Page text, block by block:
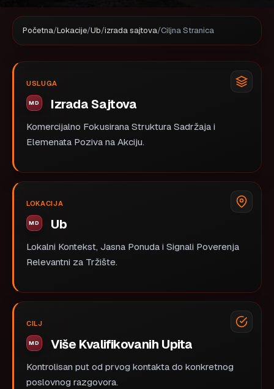
Početna/Lokacije/Ub/izrada sajtova/Ciljna Stranica
USLUGA
Izrada Sajtova
Komercijalno Fokusirana Struktura Sadržaja i
Elemenata Poziva na Akciju.
LOKACIJA
Ub
Lokalni Kontekst, Jasna Ponuda i Signali Poverenja
Relevantni za Tržište.
CILJ
Više Kvalifikovanih Upita
Kontrolisan put od prvog kontakta do konkretnog
poslovnog razgovora.